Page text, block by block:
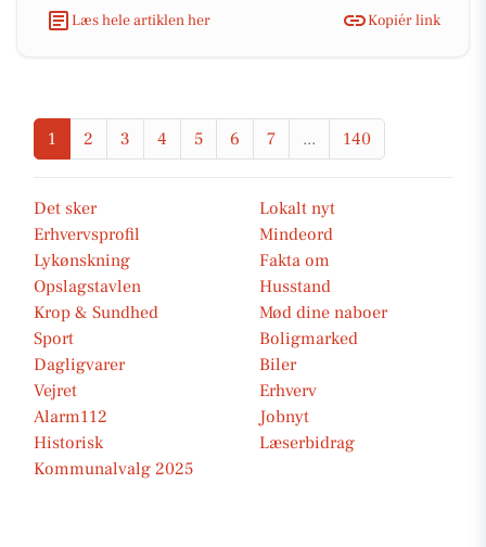
Læs hele artiklen her
Kopiér link
1 2 3 4 5 6 7 ... 140
Det sker
Lokalt nyt
Erhvervsprofil
Mindeord
Lykønskning
Fakta om
Opslagstavlen
Husstand
Krop & Sundhed
Mød dine naboer
Sport
Boligmarked
Dagligvarer
Biler
Vejret
Erhverv
Alarm112
Jobnyt
Historisk
Læserbidrag
Kommunalvalg 2025